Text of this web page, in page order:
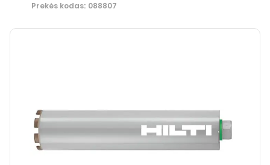
Prekės kodas: 088807